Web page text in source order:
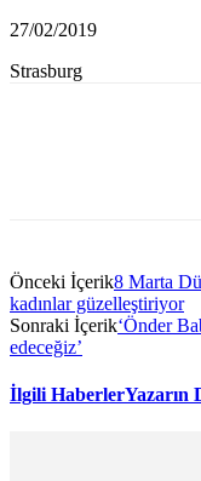
27/02/2019
Strasburg
Önceki İçerik8 Marta
kadınlar güzelleştiriyor
Sonraki İçerik‘Önder
edeceğiz’
İlgili HaberlerYazarın